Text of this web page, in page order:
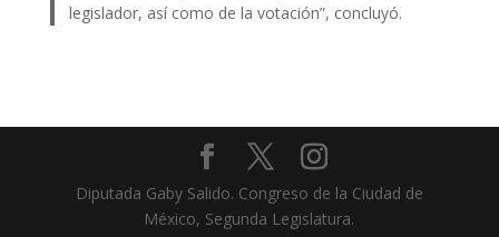
legislador, así como de la votación”, concluyó.
Diputada Gaby Salido. Congreso de la Ciudad de
México, Segunda Legislatura.